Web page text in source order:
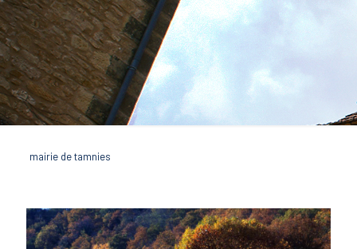
mairie de tamnies